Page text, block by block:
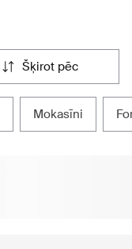
šķirot pēc
mokasīni